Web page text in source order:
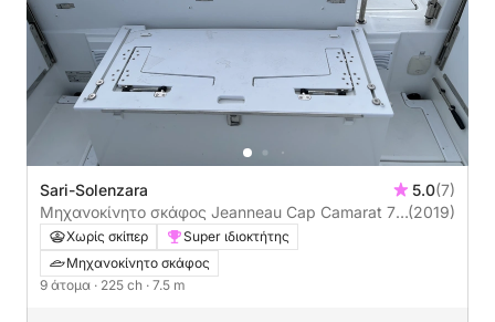
Sari-Solenzara 5.0(7)
Μηχανοκίνητο σκάφος Jeanneau Cap Camarat 7.5
Wa 225ch
(2019)
Χωρίς σκίπερ
Super ιδιοκτήτης
Μηχανοκίνητο σκάφος
9 άτομα · 225 ch · 7.5 m